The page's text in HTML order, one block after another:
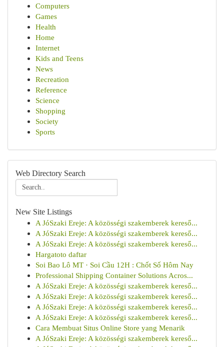
Computers
Games
Health
Home
Internet
Kids and Teens
News
Recreation
Reference
Science
Shopping
Society
Sports
Web Directory Search
New Site Listings
A JóSzaki Ereje: A közösségi szakemberek kereső...
A JóSzaki Ereje: A közösségi szakemberek kereső...
A JóSzaki Ereje: A közösségi szakemberek kereső...
Hargatoto daftar
Soi Bao Lô MT · Soi Cầu 12H : Chốt Số Hôm Nay
Professional Shipping Container Solutions Acros...
A JóSzaki Ereje: A közösségi szakemberek kereső...
A JóSzaki Ereje: A közösségi szakemberek kereső...
A JóSzaki Ereje: A közösségi szakemberek kereső...
A JóSzaki Ereje: A közösségi szakemberek kereső...
Cara Membuat Situs Online Store yang Menarik
A JóSzaki Ereje: A közösségi szakemberek kereső...